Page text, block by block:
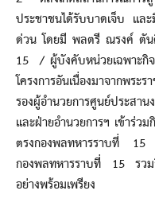
ประชาชนได้รับบาดเจ็บ และ
ด่วน โดยมี พลตรี ณรงค์ ตั
15 / ผู้บังคับหน่วยเฉพาะกิ
โครงการอันเนื่องมาจากพร
รองผู้อำนวยการศูนย์ประสาน
และฝ่ายอำนวยการฯ เข้าร่
ตรงกองพลทหารราบที่
กองพลทหารราบที่ 15 รว
อย่างพร้อมเพรียง